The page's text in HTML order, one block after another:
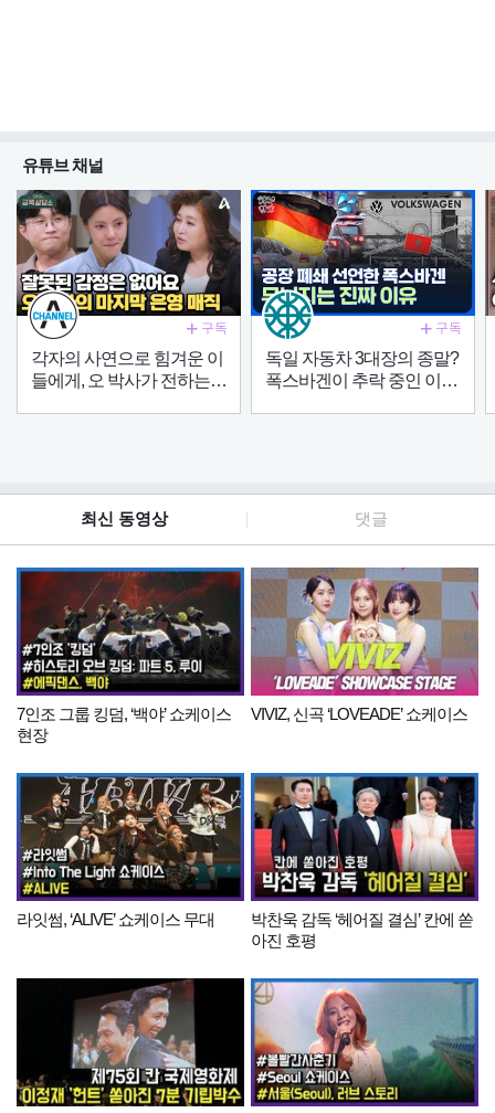
유튜브 채널
각자의 사연으로 힘겨운 이
들에게, 오 박사가 전하는
구독
독일 자동차 3대장의 종말?
폭스바겐이 추락 중인 이유
구독
최신 동영상 댓글
7인조 그룹 킹덤, ‘백야’ 쇼케이스
현장
VIVIZ, 신곡 ‘LOVEADE’ 쇼케이스
라잇썸, ‘ALIVE’ 쇼케이스 무대
박찬욱 감독 ‘헤어질 결심’ 칸에 쏟
아진 호평